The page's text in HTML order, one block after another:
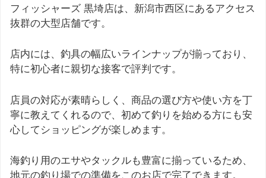
フィッシャーズ 黒埼店は、新潟市西区にあるアクセス
抜群の大型店舗です。
店内には、釣具の幅広いラインナップが揃っており、
特に初心者に親切な接客で評判です。
店員の対応が素晴らしく、商品の選び方や使い方を丁
寧に教えてくれるので、初めて釣りを始める方にも安
心してショッピングが楽しめます。
海釣り用のエサやタックルも豊富に揃っているため、
地元の釣り場での準備をこのお店で完了できます。